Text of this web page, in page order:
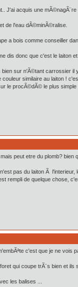
acquis une
de l'eau dÃ©minÃ©ralise.
a bois comme conseiller
dis donc que c'est le laiton
sur n'Ã©tant carrossier
similaire au laiton !
le procÃ©dÃ© le plus
peut etre du plomb? bien
pas du laiton Ã
de quelque chose,
c'est que je ne vois
qui coupe trÃ¨s bien et
les balises ...